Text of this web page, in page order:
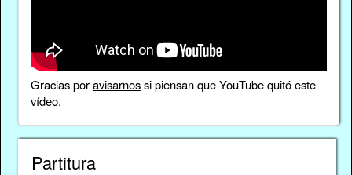
Gracias poravisarnossi piensan que YouTube quitó este
vídeo.
Partitura